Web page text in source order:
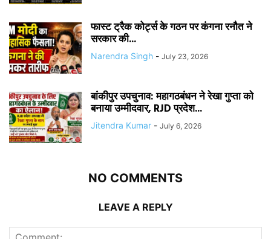
फास्ट ट्रैक कोर्ट्स के गठन पर कंगना रनौत ने
सरकार की...
Narendra Singh - July 23, 2026
बांकीपुर उपचुनाव: महागठबंधन ने रेखा गुप्ता को
बनाया उम्मीदवार, RJD प्रदेश...
Jitendra Kumar - July 6, 2026
NO COMMENTS
LEAVE A REPLY